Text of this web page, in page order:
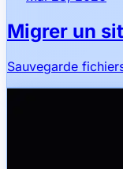
Migrer un
Sauvegarde